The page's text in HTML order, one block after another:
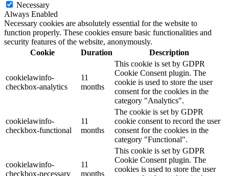
Necessary
Always Enabled
Necessary cookies are absolutely essential for the website to
function properly. These cookies ensure basic functionalities and
security features of the website, anonymously.
Cookie
Duration Description
cookielawinfo-
checkbox-analytics
11
months
This cookie is set by GDPR
Cookie Consent plugin. The
cookie is used to store the user
consent for the cookies in the
category "Analytics".
cookielawinfo-
checkbox-functional
11
months
The cookie is set by GDPR
cookie consent to record the user
consent for the cookies in the
category "Functional".
cookielawinfo-
checkbox-necessary
11
months
This cookie is set by GDPR
Cookie Consent plugin. The
cookies is used to store the user